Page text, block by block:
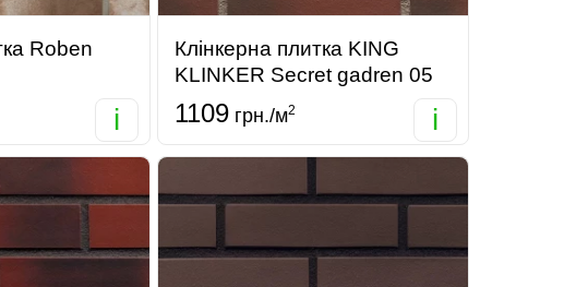
Roben
i
Клінкерна плитка KING
KLINKER Secret gadren 05
1109грн./м2 i